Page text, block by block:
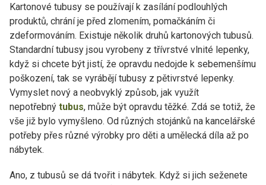
Kartonové tubusy se používají k zasílání podlouhlých
produktů, chrání je před zlomením, pomačkáním či
zdeformováním. Existuje několik druhů kartonových tubusů.
Standardní tubusy jsou vyrobeny z třívrstvé vlnité lepenky,
když si chcete být jistí, že opravdu nedojde k sebemenšímu
poškození, tak se vyrábějí tubusy z pětivrstvé lepenky.
Vymyslet nový a neobvyklý způsob, jak využít
nepotřebný tubus, může být opravdu těžké. Zdá se totiž, že
vše již bylo vymyšleno. Od různých stojánků na kancelářské
potřeby přes různé výrobky pro děti a umělecká díla až po
nábytek.
Ano, z tubusů se dá tvořit i nábytek. Když si jich seženete